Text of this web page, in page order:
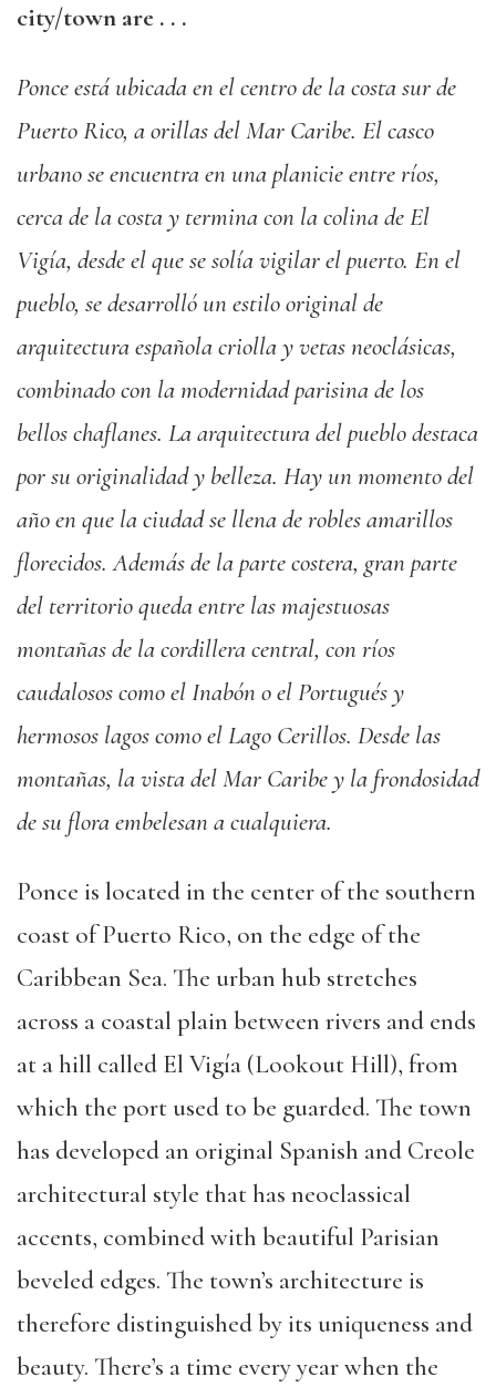
city/town are . . .
Ponce está ubicada en el centro de la costa sur de
Puerto Rico, a orillas del Mar Caribe. El casco
urbano se encuentra en una planicie entre ríos,
cerca de la costa y termina con la colina de El
Vigía, desde el que se solía vigilar el puerto. En el
pueblo, se desarrolló un estilo original de
arquitectura española criolla y vetas neoclásicas,
combinado con la modernidad parisina de los
bellos chaflanes. La arquitectura del pueblo destaca
por su originalidad y belleza. Hay un momento del
año en que la ciudad se llena de robles amarillos
florecidos. Además de la parte costera, gran parte
del territorio queda entre las majestuosas
montañas de la cordillera central, con ríos
caudalosos como el Inabón o el Portugués y
hermosos lagos como el Lago Cerillos. Desde las
montañas, la vista del Mar Caribe y la frondosidad
de su flora embelesan a cualquiera.
Ponce is located in the center of the southern
coast of Puerto Rico, on the edge of the
Caribbean Sea. The urban hub stretches
across a coastal plain between rivers and ends
at a hill called El Vigía (Lookout Hill), from
which the port used to be guarded. The town
has developed an original Spanish and Creole
architectural style that has neoclassical
accents, combined with beautiful Parisian
beveled edges. The town’s architecture is
therefore distinguished by its uniqueness and
beauty. There’s a time every year when the